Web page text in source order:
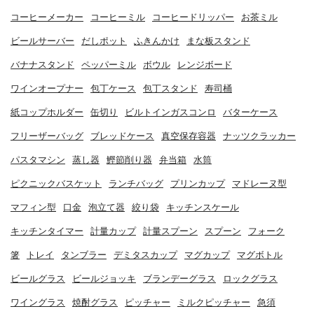
コーヒーメーカー コーヒーミル コーヒードリッパー お茶ミル
ビールサーバー だしポット ふきんかけ まな板スタンド
バナナスタンド ペッパーミル ボウル レンジボード
ワインオープナー 包丁ケース 包丁スタンド 寿司桶
紙コップホルダー 缶切り ビルトインガスコンロ バターケース
フリーザーバッグ ブレッドケース 真空保存容器 ナッツクラッカー
パスタマシン 蒸し器 鰹節削り器 弁当箱 水筒
ピクニックバスケット ランチバッグ プリンカップ マドレーヌ型
マフィン型 口金 泡立て器 絞り袋 キッチンスケール
キッチンタイマー 計量カップ 計量スプーン スプーン フォーク
箸 トレイ タンブラー デミタスカップ マグカップ マグボトル
ビールグラス ビールジョッキ ブランデーグラス ロックグラス
ワイングラス 焼酎グラス ピッチャー ミルクピッチャー 急須